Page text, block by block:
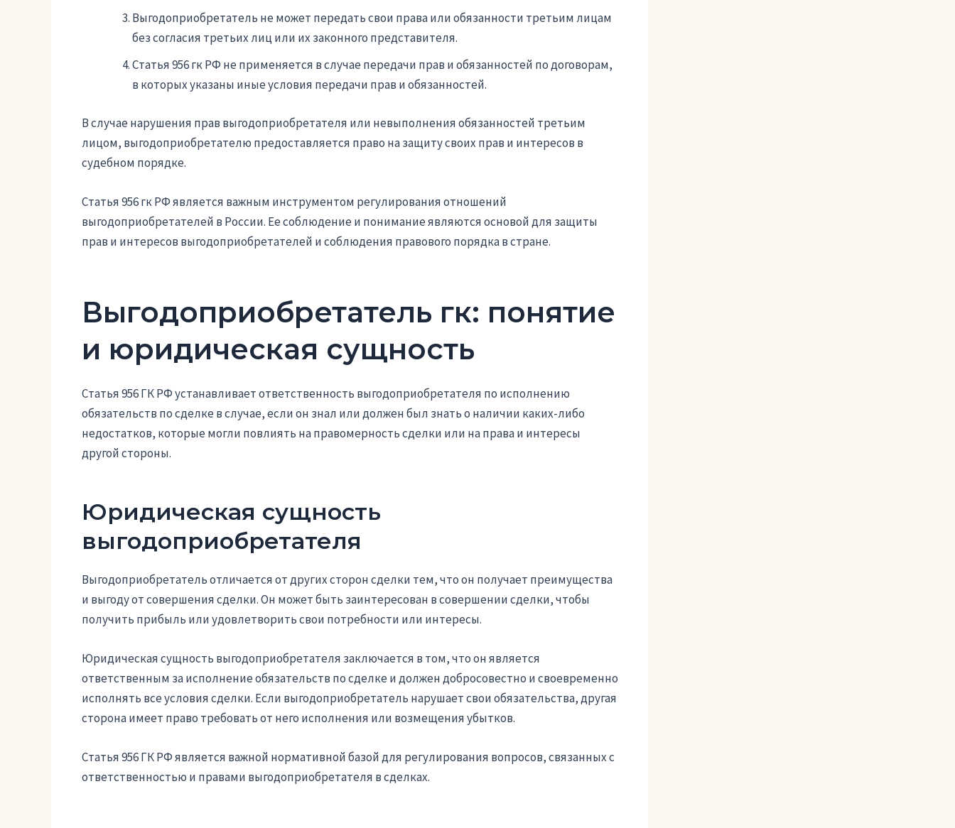
Выгодоприобретатель не может передать свои права или обязанности третьим лицам
без согласия третьих лиц или их законного представителя.
Статья 956 гк РФ не применяется в случае передачи прав и обязанностей по договорам,
в которых указаны иные условия передачи прав и обязанностей.
В случае нарушения прав выгодоприобретателя или невыполнения обязанностей третьим
лицом, выгодоприобретателю предоставляется право на защиту своих прав и интересов в
судебном порядке.
Статья 956 гк РФ является важным инструментом регулирования отношений
выгодоприобретателей в России. Ее соблюдение и понимание являются основой для защиты
прав и интересов выгодоприобретателей и соблюдения правового порядка в стране.
Выгодоприобретатель гк: понятие
и юридическая сущность
Статья 956 ГК РФ устанавливает ответственность выгодоприобретателя по исполнению
обязательств по сделке в случае, если он знал или должен был знать о наличии каких-либо
недостатков, которые могли повлиять на правомерность сделки или на права и интересы
другой стороны.
Юридическая сущность
выгодоприобретателя
Выгодоприобретатель отличается от других сторон сделки тем, что он получает преимущества
и выгоду от совершения сделки. Он может быть заинтересован в совершении сделки, чтобы
получить прибыль или удовлетворить свои потребности или интересы.
Юридическая сущность выгодоприобретателя заключается в том, что он является
ответственным за исполнение обязательств по сделке и должен добросовестно и своевременно
исполнять все условия сделки. Если выгодоприобретатель нарушает свои обязательства, другая
сторона имеет право требовать от него исполнения или возмещения убытков.
Статья 956 ГК РФ является важной нормативной базой для регулирования вопросов, связанных с
ответственностью и правами выгодоприобретателя в сделках.